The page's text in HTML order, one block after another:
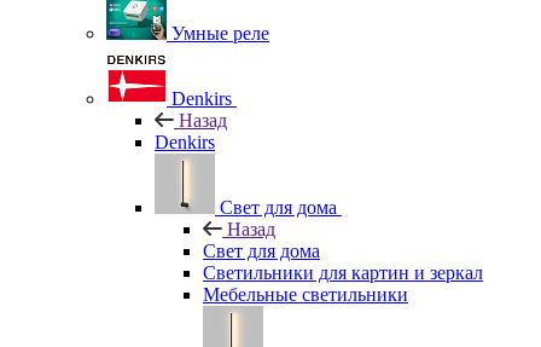
Умные реле
Denkirs
Назад
Denkirs
Свет для дома
Назад
Свет для дома
Светильники для картин и зеркал
Мебельные светильники